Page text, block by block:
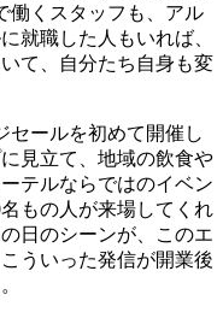
働くスタッフも、アル
就職した人もいれば、
て、自分たち自身も変
セールを初めて開催し
見立て、地域の飲食や
テルならではのイベン
もの人が来場してくれ
日のシーンが、このエ
ういった発信が開業後